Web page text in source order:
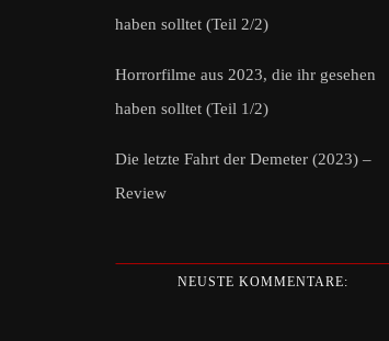
haben solltet (Teil 2/2)
Horrorfilme aus 2023, die ihr gesehen
haben solltet (Teil 1/2)
Die letzte Fahrt der Demeter (2023) –
Review
NEUSTE KOMMENTARE: